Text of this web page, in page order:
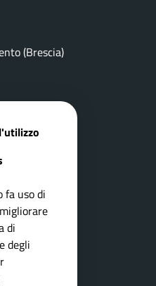
(Brescia)
fa uso di
di
degli